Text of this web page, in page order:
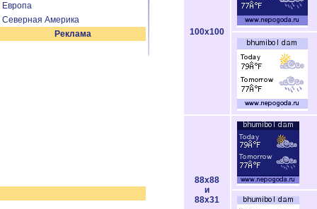
Европа
Северная Америка
Реклама
100x100
88x88
и
88x31